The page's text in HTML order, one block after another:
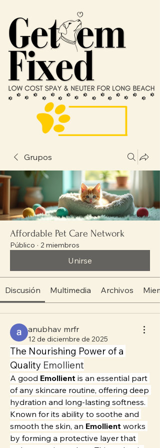
Grupos
Affordable Pet Care Network
Público · 2 miembros
Unirse
Discusión Multimedia Archivos
anubhav mrfr
12 de diciembre de 2025
The Nourishing Power of a
Quality Emollient
A good Emollient is an essential part
of any skincare routine, offering deep
hydration and long-lasting softness.
Known for its ability to soothe and
smooth the skin, an Emollient works
by forming a protective layer that